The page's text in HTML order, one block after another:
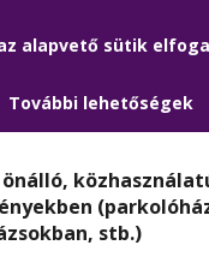
ahol
lehetőségek
stb.)
alapvető sütik
További lehetőségek